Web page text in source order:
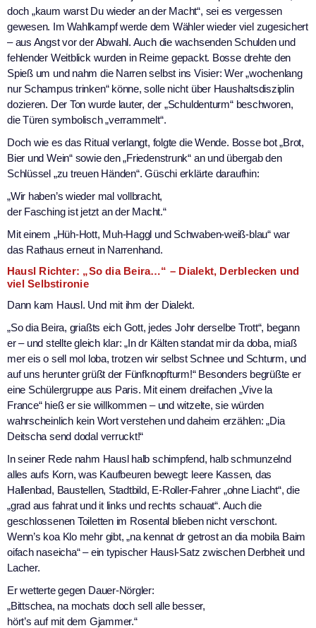
doch „kaum warst Du wieder an der Macht“, sei es vergessen
gewesen. Im Wahlkampf werde dem Wähler wieder viel zugesichert
– aus Angst vor der Abwahl. Auch die wachsenden Schulden und
fehlender Weitblick wurden in Reime gepackt. Bosse drehte den
Spieß um und nahm die Narren selbst ins Visier: Wer „wochenlang
nur Schampus trinken“ könne, solle nicht über Haushaltsdisziplin
dozieren. Der Ton wurde lauter, der „Schuldenturm“ beschworen,
die Türen symbolisch „verrammelt“.
Doch wie es das Ritual verlangt, folgte die Wende. Bosse bot „Brot,
Bier und Wein“ sowie den „Friedenstrunk“ an und übergab den
Schlüssel „zu treuen Händen“. Güschi erklärte daraufhin:
„Wir haben’s wieder mal vollbracht,
der Fasching ist jetzt an der Macht.“
Mit einem „Hüh-Hott, Muh-Haggl und Schwaben-weiß-blau“ war
das Rathaus erneut in Narrenhand.
Hausl Richter: „So dia Beira…“ – Dialekt, Derblecken und
viel Selbstironie
Dann kam Hausl. Und mit ihm der Dialekt.
„So dia Beira, griaßts eich Gott, jedes Johr derselbe Trott“, begann
er – und stellte gleich klar: „In dr Kälten standat mir da doba, miaß
mer eis o sell mol loba, trotzen wir selbst Schnee und Schturm, und
auf uns herunter grüßt der Fünfknopfturm!“ Besonders begrüßte er
eine Schülergruppe aus Paris. Mit einem dreifachen „Vive la
France“ hieß er sie willkommen – und witzelte, sie würden
wahrscheinlich kein Wort verstehen und daheim erzählen: „Dia
Deitscha send dodal verruckt!“
In seiner Rede nahm Hausl halb schimpfend, halb schmunzelnd
alles aufs Korn, was Kaufbeuren bewegt: leere Kassen, das
Hallenbad, Baustellen, Stadtbild, E-Roller-Fahrer „ohne Liacht“, die
„grad aus fahrat und it links und rechts schauat“. Auch die
geschlossenen Toiletten im Rosental blieben nicht verschont.
Wenn’s koa Klo mehr gibt, „na kennat dr getrost an dia mobila Baim
oifach naseicha“ – ein typischer Hausl-Satz zwischen Derbheit und
Lacher.
Er wetterte gegen Dauer-Nörgler:
„Bittschea, na mochats doch sell alle besser,
hört’s auf mit dem Gjammer.“